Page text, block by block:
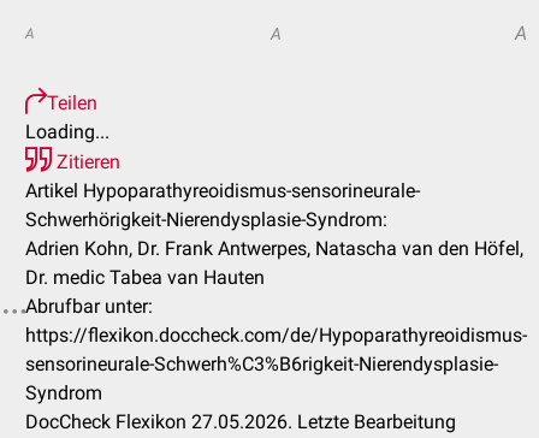
A A A
Teilen
Loading...
Zitieren
Artikel Hypoparathyreoidismus-sensorineurale-
Schwerhörigkeit-Nierendysplasie-Syndrom:
Adrien Kohn, Dr. Frank Antwerpes, Natascha van den Höfel,
Dr. medic Tabea van Hauten
Abrufbar unter:
https://flexikon.doccheck.com/de/Hypoparathyreoidismus-
sensorineurale-Schwerh%C3%B6rigkeit-Nierendysplasie-
Syndrom
DocCheck Flexikon 27.05.2026. Letzte Bearbeitung